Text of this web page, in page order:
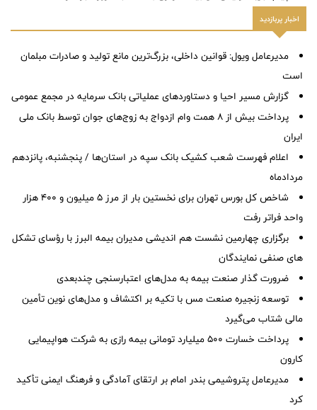
اخبار پربازدید
مدیرعامل ویول: قوانین داخلی، بزرگ‌ترین مانع تولید و صادرات مبلمان
است
گزارش مسیر احیا و دستاوردهای عملیاتی بانک سرمایه در مجمع عمومی
پرداخت بیش از ۸ همت وام ازدواج به زوج‌های جوان توسط بانک ملی
ایران
اعلام فهرست شعب کشیک بانک سپه در استان‌ها / پنجشنبه، پانزدهم
مردادماه
شاخص کل بورس تهران برای نخستین بار از مرز ۵ میلیون و ۴۰۰ هزار
واحد فراتر رفت
برگزاری چهارمین نشست هم اندیشی مدیران بیمه البرز با رؤسای تشکل
های صنفی نمایندگان
ضرورت گذار صنعت بیمه به مدل‌های اعتبارسنجی چندبعدی
توسعه زنجیره صنعت مس با تکیه بر اکتشاف و مدل‌های نوین تأمین
مالی شتاب می‌گیرد
پرداخت خسارت ۵۰۰ میلیارد تومانی بیمه رازی به شرکت هواپیمایی
کارون
مدیرعامل پتروشیمی بندر امام بر ارتقای آمادگی و فرهنگ ایمنی تأکید
کرد